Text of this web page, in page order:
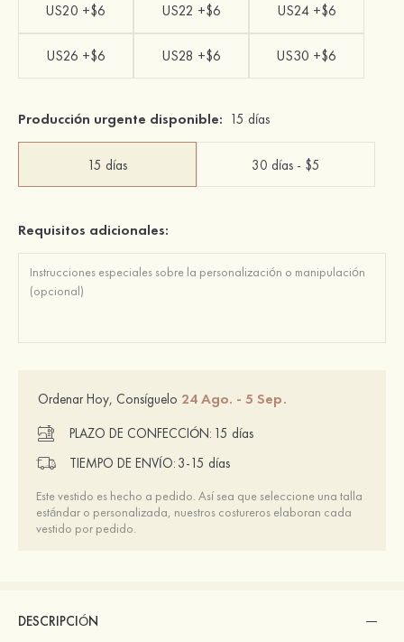
US20 +$6 US22 +$6 US24 +$6
US26 +$6 US28 +$6 US30 +$6
Producción urgente disponible: 15 días
15 días 30 días - $5
Requisitos adicionales:
Ordenar Hoy, Consíguelo 24 Ago. - 5 Sep.
PLAZO DE CONFECCIÓN: 15 días
TIEMPO DE ENVÍO: 3-15 días
Este vestido es hecho a pedido. Así sea que seleccione una talla
estándar o personalizada, nuestros costureros elaboran cada
vestido por pedido.
DESCRIPCIÓN